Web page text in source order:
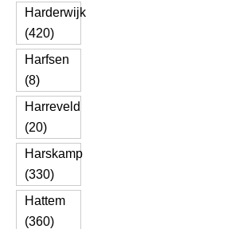
Harderwijk
(420)
Harfsen
(8)
Harreveld
(20)
Harskamp
(330)
Hattem
(360)